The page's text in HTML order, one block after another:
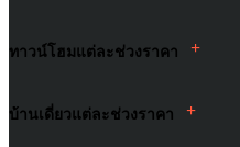
ทาวน์โฮมแต่ละช่วงราคา +
บ้านเดี่ยวแต่ละช่วงราคา +